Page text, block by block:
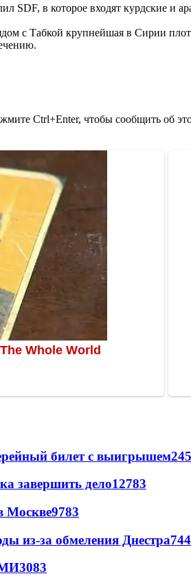
SDF, в которое входят курдские и
с Табкой крупнейшая в Сирии
Ctrl+Enter, чтобы сообщить об
билет с выигрышем
завершить дело12783
Москве9783
из-за обмеления Днестра
3083